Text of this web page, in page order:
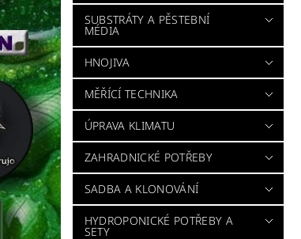
SUBSTRÁTY A PĚSTEBNÍ
MÉDIA
HNOJIVA
MĚŘÍCÍ TECHNIKA
ÚPRAVA KLIMATU
ZAHRADNICKÉ POTŘEBY
SADBA A KLONOVÁNÍ
HYDROPONICKÉ POTŘEBY A
SETY